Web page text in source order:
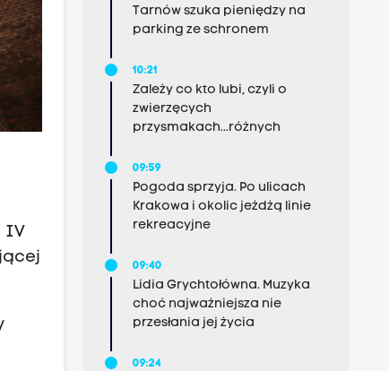
IV
Tarnów szuka pieniędzy na
parking ze schronem
10:21
Zależy co kto lubi, czyli o
zwierzęcych
przysmakach...różnych
09:59
Pogoda sprzyja. Po ulicach
Krakowa i okolic jeżdżą linie
rekreacyjne
09:40
Lidia Grychtołówna. Muzyka
choć najważniejsza nie
przesłania jej życia
09:24